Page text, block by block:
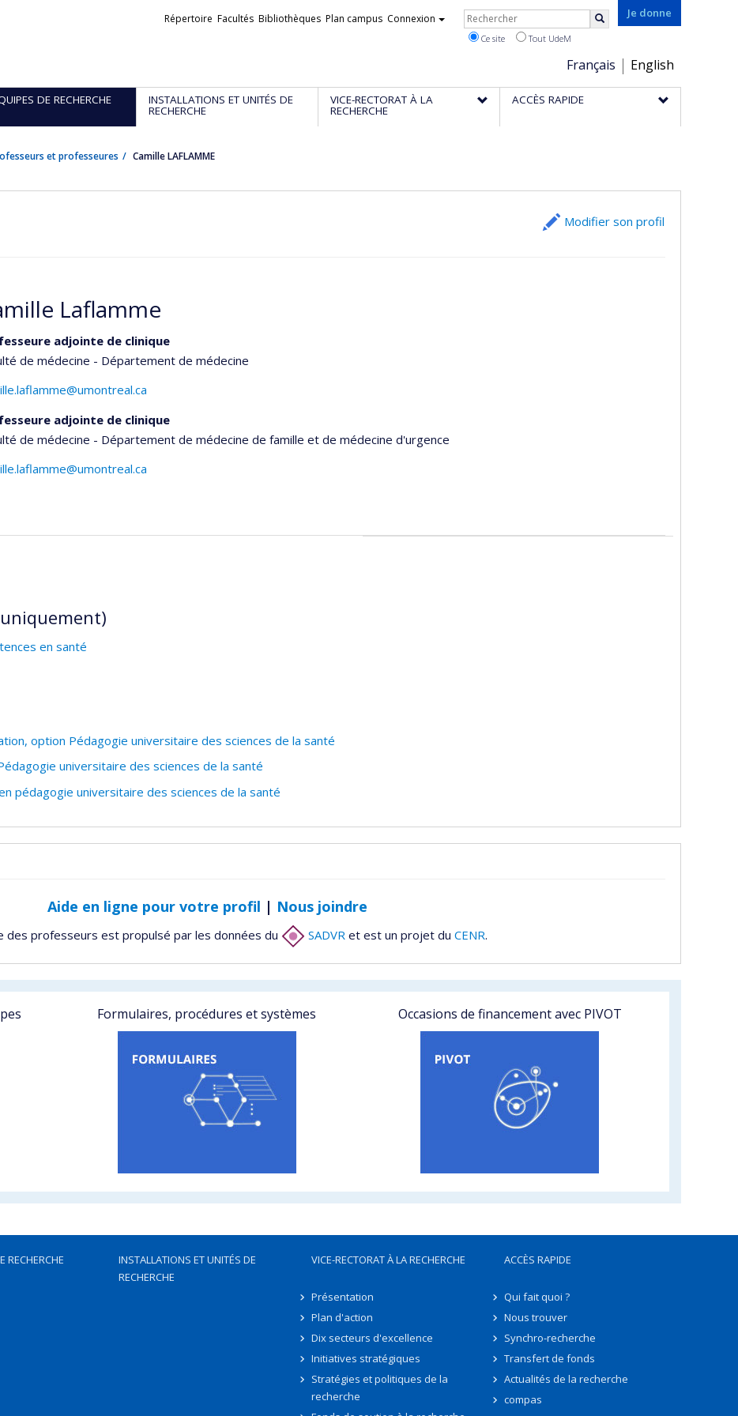
Je donne
Choix
de
la
Français English
Liens
Répertoire Facultés Bibliothèques Plan campus Connexion Rechercher
Ce site Tout UdeM
DE RECHERCHE INSTALLATIONS ET UNITÉS DE
RECHERCHE
VICE-RECTORAT À LA
RECHERCHE
ACCÈS RAPIDE
et professeures Camille LAFLAMME
Modifier son profil
Laflamme
adjointe de clinique
de médecine - Département de médecine
adjointe de clinique
de médecine - Département de médecine de famille et de médecine d'urgence
en santé
option Pédagogie universitaire des sciences de la santé
universitaire des sciences de la santé
pédagogie universitaire des sciences de la santé
Aide en ligne pour votre profil | Nous joindre
des professeurs est propulsé par les données du SADVR et est un projet du CENR.
Formulaires, procédures et systèmes Occasions de financement avec PIVOT
RECHERCHE
INSTALLATIONS ET UNITÉS DE
RECHERCHE
VICE-RECTORAT À LA RECHERCHE
Présentation
Plan d'action
Dix secteurs d'excellence
Initiatives stratégiques
Stratégies et politiques de la
recherche
ACCÈS RAPIDE
Qui fait quoi ?
Nous trouver
Synchro-recherche
Transfert de fonds
Actualités de la recherche
compas